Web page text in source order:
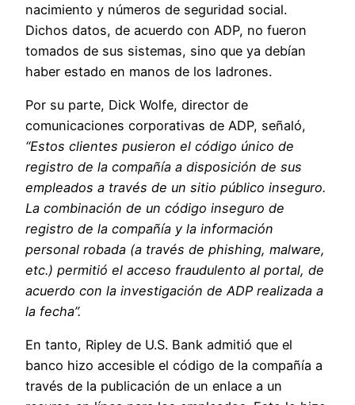
nacimiento y números de seguridad social.
Dichos datos, de acuerdo con ADP, no fueron
tomados de sus sistemas, sino que ya debían
haber estado en manos de los ladrones.
Por su parte, Dick Wolfe, director de
comunicaciones corporativas de ADP, señaló,
“Estos clientes pusieron el código único de
registro de la compañía a disposición de sus
empleados a través de un sitio público inseguro.
La combinación de un código inseguro de
registro de la compañía y la información
personal robada (a través de phishing, malware,
etc.) permitió el acceso fraudulento al portal, de
acuerdo con la investigación de ADP realizada a
la fecha”.
En tanto, Ripley de U.S. Bank admitió que el
banco hizo accesible el código de la compañía a
través de la publicación de un enlace a un